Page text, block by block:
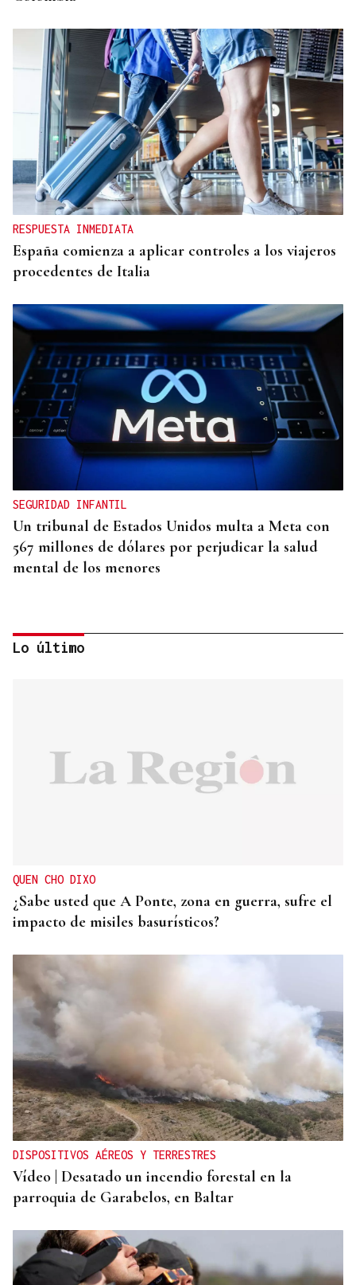
RESPUESTA INMEDIATA
España comienza a aplicar controles a los viajeros
procedentes de Italia
SEGURIDAD INFANTIL
Un tribunal de Estados Unidos multa a Meta con
567 millones de dólares por perjudicar la salud
mental de los menores
Lo último
QUEN CHO DIXO
¿Sabe usted que A Ponte, zona en guerra, sufre el
impacto de misiles basurísticos?
DISPOSITIVOS AÉREOS Y TERRESTRES
Vídeo | Desatado un incendio forestal en la
parroquia de Garabelos, en Baltar